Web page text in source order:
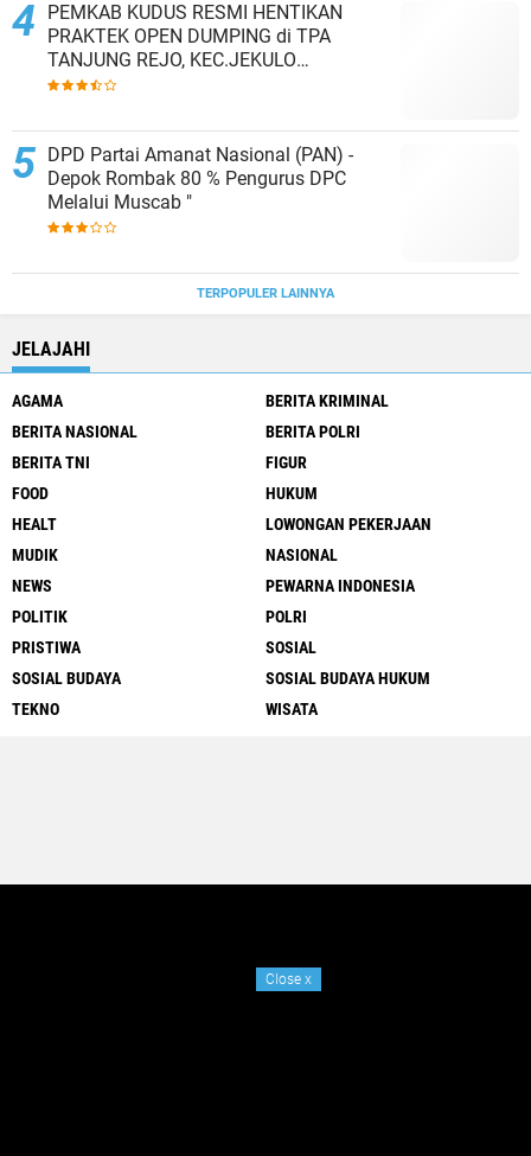
PEMKAB KUDUS RESMI HENTIKAN
PRAKTEK OPEN DUMPING di TPA
TANJUNG REJO, KEC.JEKULO
KAB.KUDUS,BERLAKUKAN SISTEM
DPD Partai Amanat Nasional (PAN) -
Depok Rombak 80 % Pengurus DPC
Melalui Muscab "
TERPOPULER LAINNYA
JELAJAHI
AGAMA
BERITA KRIMINAL
BERITA NASIONAL
BERITA POLRI
BERITA TNI
FIGUR
FOOD
HUKUM
HEALT
LOWONGAN PEKERJAAN
MUDIK
NASIONAL
NEWS
PEWARNA INDONESIA
POLITIK
POLRI
PRISTIWA
SOSIAL
SOSIAL BUDAYA
SOSIAL BUDAYA HUKUM
TEKNO
WISATA
Close x